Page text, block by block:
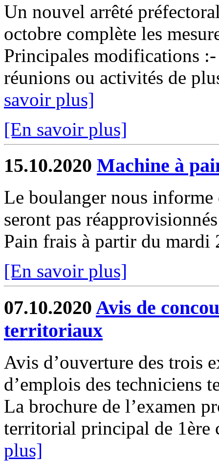
Un nouvel arrêté
octobre complète les
Principales modifications
réunions ou activités de
savoir plus]
[En savoir plus]
15.10.2020 Machine à
Le boulanger nous
seront pas
Pain frais à partir du mardi
[En savoir plus]
07.10.2020 Avis de
territoriaux
Avis d’ouverture des trois
d’emplois des techniciens
La brochure de l’examen
territorial principal de 1ère
plus]